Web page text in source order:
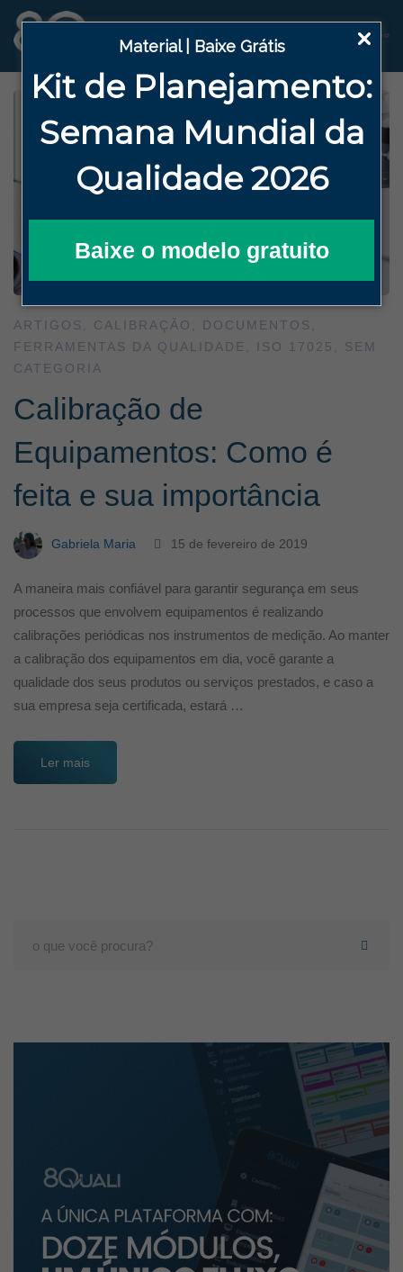
Material | Baixe Grátis
Kit de Planejamento:
Semana Mundial da
Qualidade 2026
Baixe o modelo gratuito
ARTIGOS CALIBRAÇÃO DOCUMENTOS
FERRAMENTAS DA QUALIDADE
ISO 17025
SEM
CATEGORIA
Calibração de
Equipamentos: Como é
feita e sua importância
Gabriela Maria 15 de fevereiro de 2019
A maneira mais confiável para garantir segurança em seus
processos que envolvem equipamentos é realizando
calibrações periódicas nos instrumentos de medição. Ao manter
a calibração dos equipamentos em dia, você garante a
qualidade dos seus produtos ou serviços prestados, e caso a
sua empresa seja certificada, estará …
Ler mais